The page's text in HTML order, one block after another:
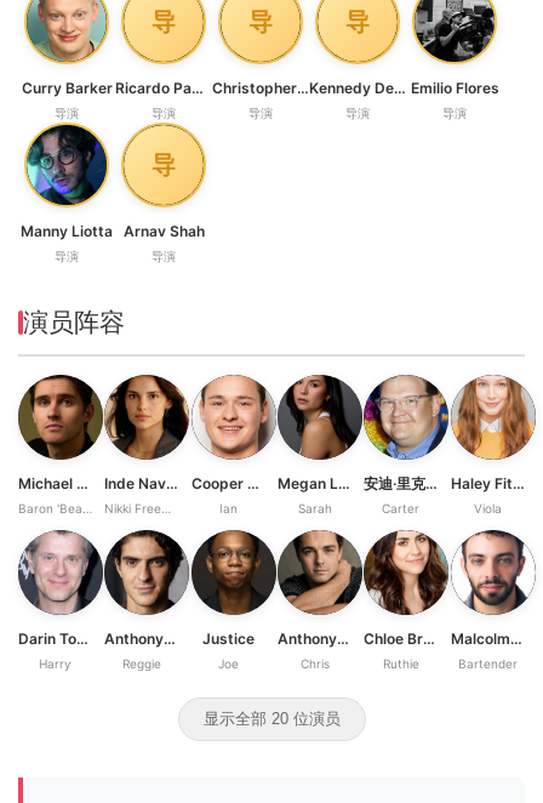
Curry Barker
导演
导
Ricardo Padilla
导演
导
Christopher Oh
导演
导
Kennedy Del Toro
导演
Emilio Flores
导演
Manny Liotta
导演
导
Arnav Shah
导演
演员阵容
Michael Johnston Inde Navarrette Cooper Tomlinson
Ian
Megan Lawless
Sarah
安迪·里克特
Carter
Haley Fitzgerald
Viola
Darin Toonder
Harry
Anthony Pavone
Reggie
Justice
Joe
Anthony Casabianca
Chris
Chloe Breen
Ruthie
Malcolm Kelner
Bartender
显示全部 20 位演员